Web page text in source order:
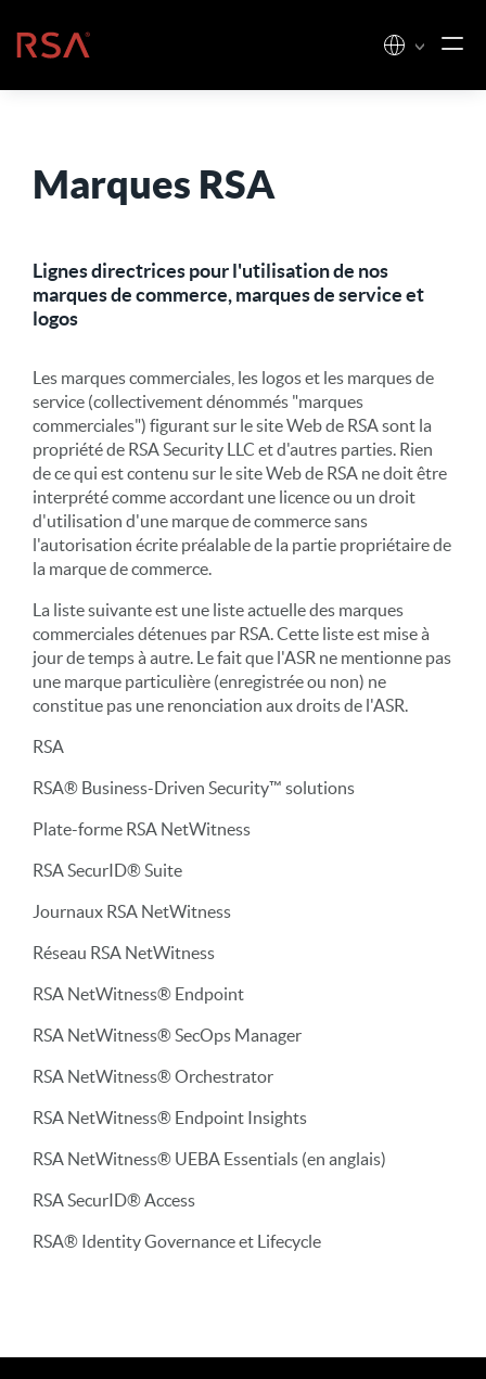
Accueil
Marques RSA
Lignes directrices pour l'utilisation de nos
marques de commerce, marques de service et
logos
Les marques commerciales, les logos et les marques de
service (collectivement dénommés "marques
commerciales") figurant sur le site Web de RSA sont la
propriété de RSA Security LLC et d'autres parties. Rien
de ce qui est contenu sur le site Web de RSA ne doit être
interprété comme accordant une licence ou un droit
d'utilisation d'une marque de commerce sans
l'autorisation écrite préalable de la partie propriétaire de
la marque de commerce.
La liste suivante est une liste actuelle des marques
commerciales détenues par RSA. Cette liste est mise à
jour de temps à autre. Le fait que l'ASR ne mentionne pas
une marque particulière (enregistrée ou non) ne
constitue pas une renonciation aux droits de l'ASR.
RSA
RSA® Business-Driven Security™ solutions
Plate-forme RSA NetWitness
RSA SecurID® Suite
Journaux RSA NetWitness
Réseau RSA NetWitness
RSA NetWitness® Endpoint
RSA NetWitness® SecOps Manager
RSA NetWitness® Orchestrator
RSA NetWitness® Endpoint Insights
RSA NetWitness® UEBA Essentials (en anglais)
RSA SecurID® Access
RSA® Identity Governance et Lifecycle